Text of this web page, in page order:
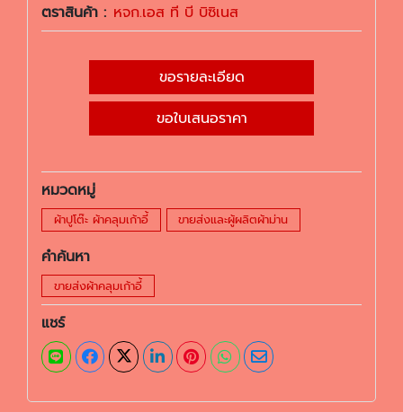
ตราสินค้า : หจก.เอส ที บี บิซิเนส
ขอรายละเอียด
ขอใบเสนอราคา
หมวดหมู่
ผ้าปูโต๊ะ ผ้าคลุมเก้าอี้ ขายส่งและผู้ผลิตผ้าม่าน
คำค้นหา
ขายส่งผ้าคลุมเก้าอี้
แชร์